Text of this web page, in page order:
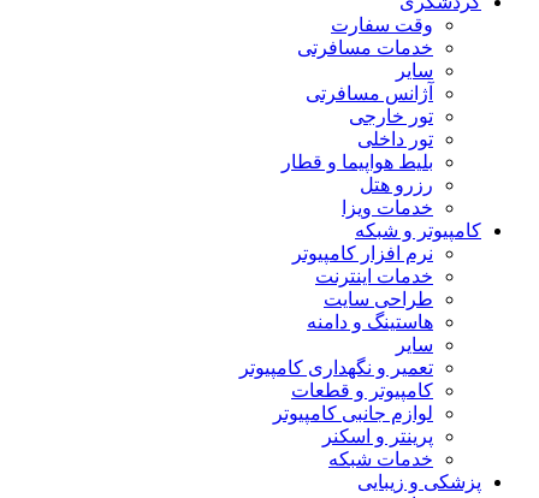
وقت سفارت
خدمات مسافرتی
سایر
آژانس مسافرتی
تور خارجی
تور داخلی
بلیط هواپیما و قطار
رزرو هتل
خدمات ویزا
کامپیوتر و شبکه
نرم افزار کامپیوتر
خدمات اینترنت
طراحی سایت
هاستینگ و دامنه
سایر
تعمیر و نگهداری کامپیوتر
کامپیوتر و قطعات
لوازم جانبی کامپیوتر
پرینتر و اسکنر
خدمات شبکه
پزشکی و زیبایی